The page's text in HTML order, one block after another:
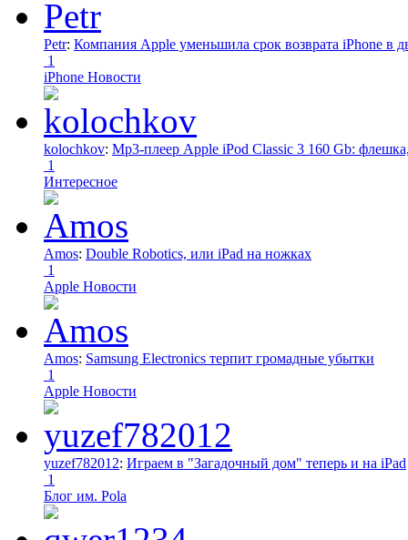
Petr: Компания Apple уменьшила срок возврата iPhone в
1
iPhone Новости
kolochkov: Mp3-плеер Apple iPod Classic 3 160 Gb:
1
Интересное
Amos: Double Robotics, или iPad на ножках
1
Apple Новости
Amos: Samsung Electronics терпит громадные убытки
1
Apple Новости
yuzef782012: Играем в "Загадочный дом" теперь и на iPad
1
Блог им. Pola